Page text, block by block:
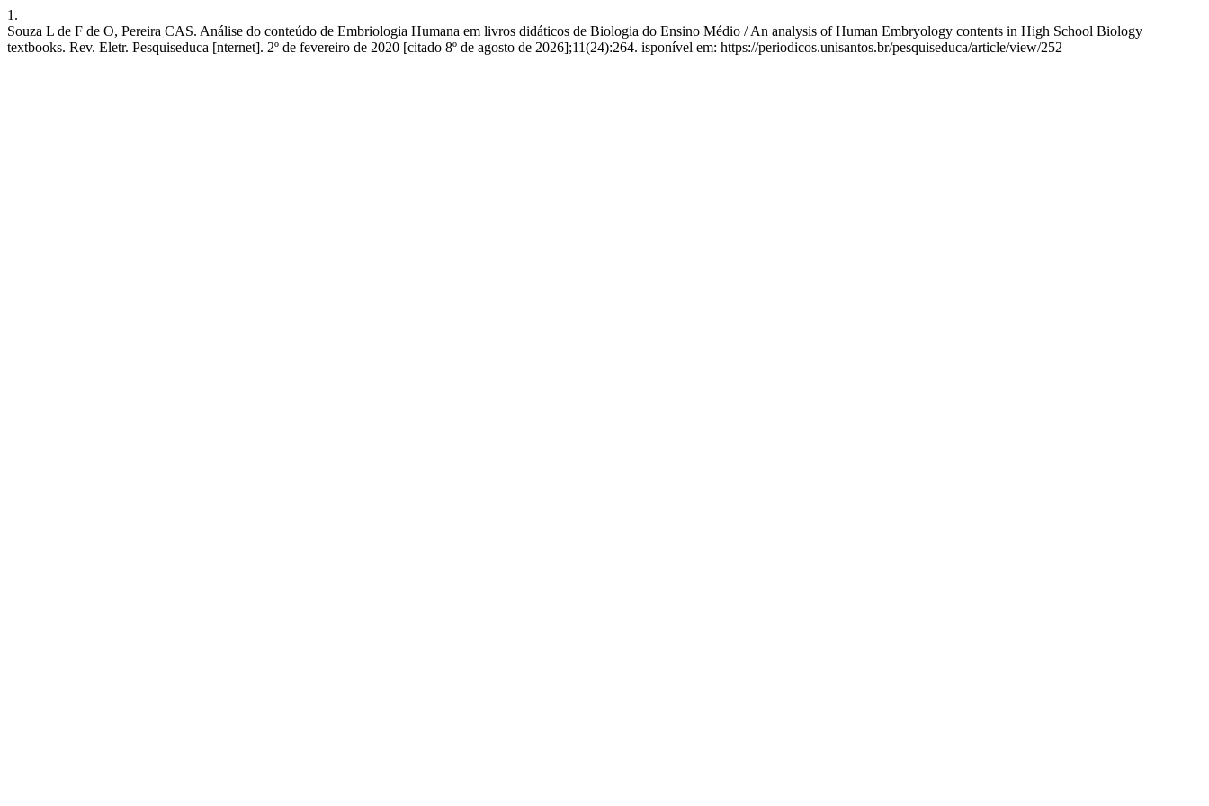
1.
Souza L de F de O, Pereira CAS. Análise do conteúdo de Embriologia Humana em livros didáticos de Biologia do Ensino Médio / An analysis of Human Embryology contents in High School Biology
textbooks. Rev. Eletr. Pesquiseduca [nternet]. 2º de fevereiro de 2020 [citado 8º de agosto de 2026];11(24):264. isponível em: https://periodicos.unisantos.br/pesquiseduca/article/view/252